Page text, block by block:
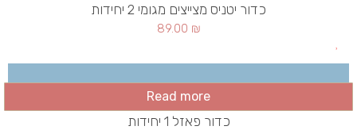
כדור יטניס מצייצים מגומי 2 יחידות
89.00 ₪
Read more
כדור פאזל 1 יחידות